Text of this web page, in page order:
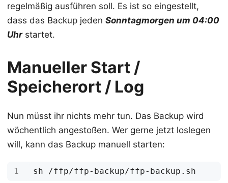
regelmäßig ausführen soll. Es ist so eingestellt,
dass das Backup jeden Sonntagmorgen um 04:00
Uhrstartet.
Manueller Start /
Speicherort / Log
Nun müsst ihr nichts mehr tun. Das Backup wird
wöchentlich angestoßen. Wer gerne jetzt loslegen
will, kann das Backup manuell starten: